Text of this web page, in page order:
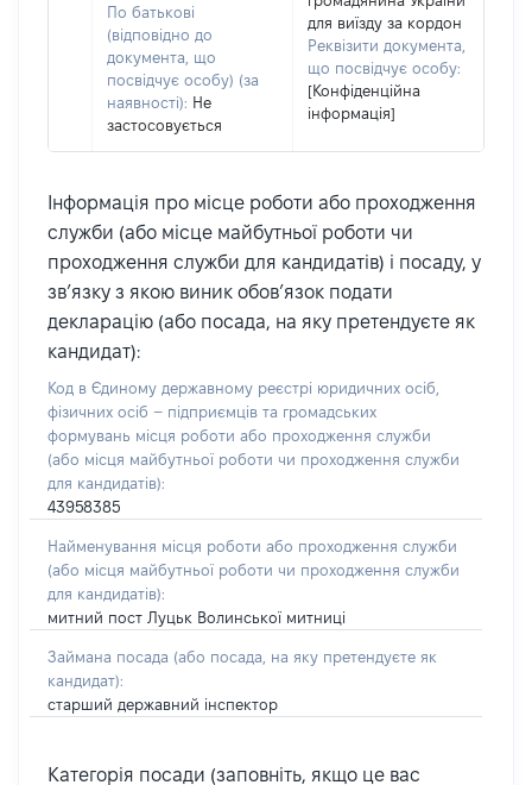
По батькові
(відповідно до
документа, що
посвідчує особу) (за
наявності): Не
застосовується
для виїзду за кордон
Реквізити документа,
що посвідчує особу:
[Конфіденційна
інформація]
Інформація про місце роботи або проходження
служби (або місце майбутньої роботи чи
проходження служби для кандидатів) і посаду, у
зв’язку з якою виник обов’язок подати
декларацію (або посада, на яку претендуєте як
кандидат):
Код в Єдиному державному реєстрі юридичних осіб,
фізичних осіб – підприємців та громадських
формувань місця роботи або проходження служби
(або місця майбутньої роботи чи проходження служби
для кандидатів):
43958385
Найменування місця роботи або проходження служби
(або місця майбутньої роботи чи проходження служби
для кандидатів):
митний пост Луцьк Волинської митниці
Займана посада (або посада, на яку претендуєте як
кандидат):
старший державний інспектор
Категорія посади (заповніть, якщо це вас